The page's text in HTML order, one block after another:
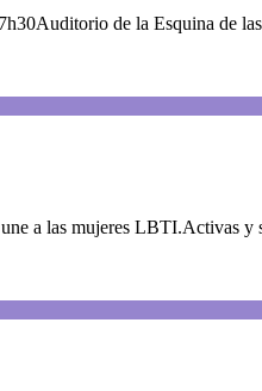
de la Esquina de
a las mujeres LBTI.Activas y